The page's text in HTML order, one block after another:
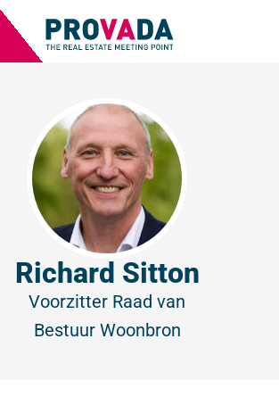
Richard Sitton
Voorzitter Raad van
Bestuur Woonbron